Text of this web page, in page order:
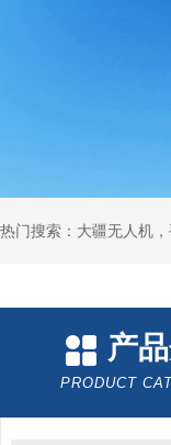
热门搜索：大疆无人机
产
PRODUCT